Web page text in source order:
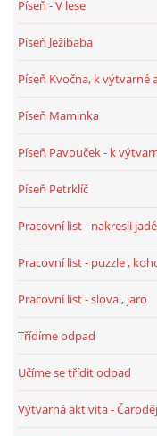
TÝDENNÍ PLÁNY
MONTESSORI AKTIVITA
KALENDÁŘ PRO DĚTI
SVATÝ VÁCLAV
Píseň - V lese
Píseň Ježibaba
Píseň Kvočna, k
Píseň Maminka
Píseň Pavouček - k
Píseň Petrklíč
Pracovní list - nakresli
Pracovní list - puzzle ,
Pracovní list - slova , jaro
Třídíme odpad
Učíme se třídit odpad
Výtvarná aktivita -